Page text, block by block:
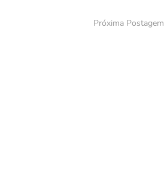
Próxima Postagem